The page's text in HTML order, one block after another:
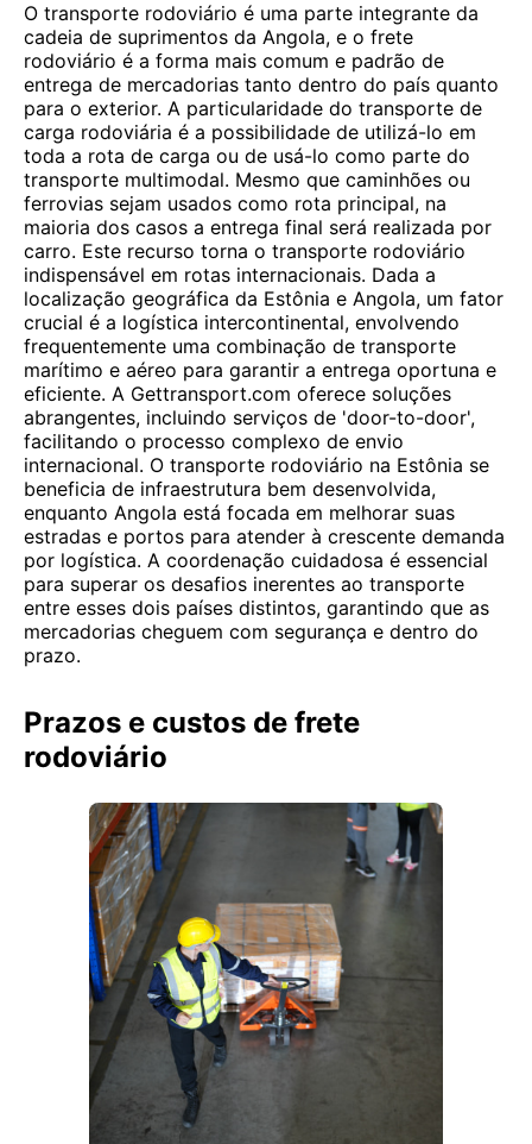
O transporte rodoviário é uma parte integrante da
cadeia de suprimentos da Angola, e o frete
rodoviário é a forma mais comum e padrão de
entrega de mercadorias tanto dentro do país quanto
para o exterior. A particularidade do transporte de
carga rodoviária é a possibilidade de utilizá-lo em
toda a rota de carga ou de usá-lo como parte do
transporte multimodal. Mesmo que caminhões ou
ferrovias sejam usados ​​como rota principal, na
maioria dos casos a entrega final será realizada por
carro. Este recurso torna o transporte rodoviário
indispensável em rotas internacionais. Dada a
localização geográfica da Estônia e Angola, um fator
crucial é a logística intercontinental, envolvendo
frequentemente uma combinação de transporte
marítimo e aéreo para garantir a entrega oportuna e
eficiente. A Gettransport.com oferece soluções
abrangentes, incluindo serviços de 'door-to-door',
facilitando o processo complexo de envio
internacional. O transporte rodoviário na Estônia se
beneficia de infraestrutura bem desenvolvida,
enquanto Angola está focada em melhorar suas
estradas e portos para atender à crescente demanda
por logística. A coordenação cuidadosa é essencial
para superar os desafios inerentes ao transporte
entre esses dois países distintos, garantindo que as
mercadorias cheguem com segurança e dentro do
prazo.
Prazos e custos de frete
rodoviário